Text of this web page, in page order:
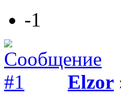
-1
Elzor